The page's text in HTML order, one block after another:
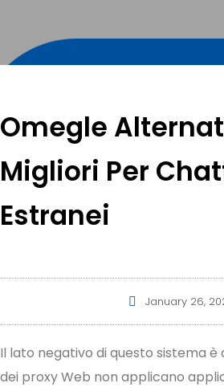
Omegle
Migliori Per
Estranei
January 26,
Il lato negativo di questo sistema
dei proxy Web non applicano